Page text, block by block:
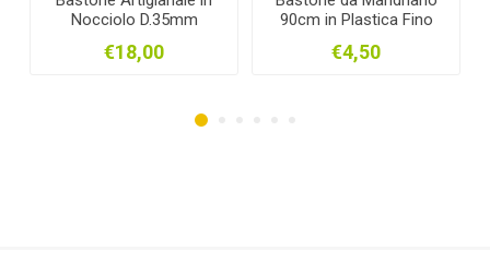
Nocciolo D.35mm
Decoro
€18,00
90cm in Plastica Fino
€4,50